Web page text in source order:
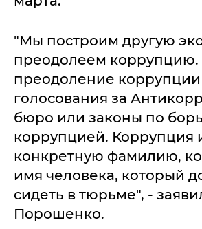
"Мы построим другую
преодолеем
преодоление коррупции
голосования за
бюро или законы по
коррупцией. Коррупция
конкретную фамилию,
имя человека, который
сидеть в тюрьме", -
Порошенко.